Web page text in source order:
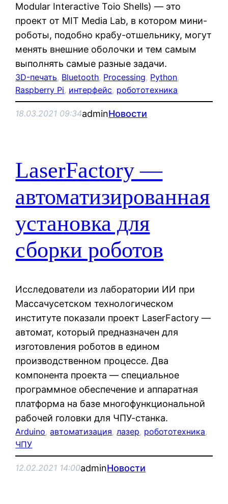
Modular Interactive Toio Shells) — это
проект от MIT Media Lab, в котором мини-
роботы, подобно крабу-отшельнику, могут
менять внешние оболочки и тем самым
выполнять самые разные задачи.
3D-печать, Bluetooth, Processing, Python
Raspberry Pi, интерфейс, робототехника
18.03.2021 09:34adminНовости
LaserFactory —
автоматизированная
установка для
сборки роботов
Исследователи из лаборатории ИИ при
Массачусетском технологическом
институте показали проект LaserFactory —
автомат, который предназначен для
изготовления роботов в едином
производственном процессе. Два
компонента проекта — специальное
программное обеспечение и аппаратная
платформа на базе многофункциональной
рабочей головки для ЧПУ-станка.
Arduino, автоматизация, лазер, робототехника
ЧПУ
12.02.2021 14:00adminНовости